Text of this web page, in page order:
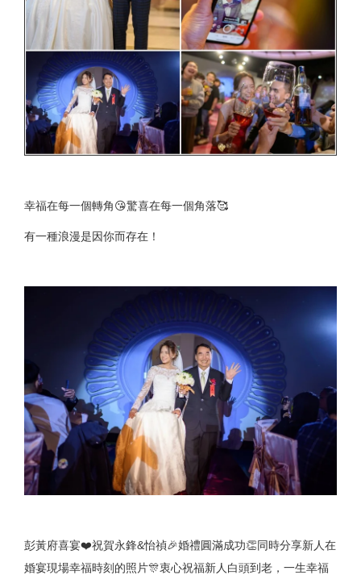
幸福在每一個轉角😘驚喜在每一個角落🥰
有一種浪漫是因你而存在！
彭黃府喜宴❤️祝賀永鋒&怡禎🎉婚禮圓滿成功👏同時分享新人在
婚宴現場幸福時刻的照片🎊衷心祝福新人白頭到老，一生幸福